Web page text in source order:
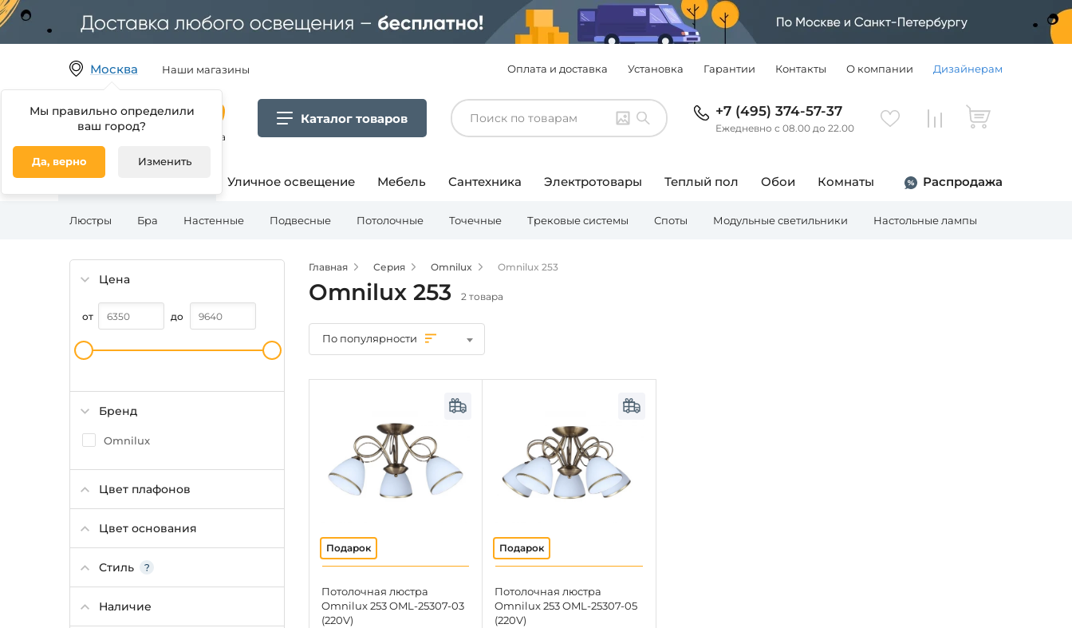
Москва
Мы правильно определили
ваш город?
Да, верно Изменить
Наши магазины Оплата и доставка Установка Гарантии Контакты О компании Дизайнерам
Гипермаркет товаров для дома
Каталог товаров +7 (495) 374-57-37
Ежедневно с 08.00 до 22.00
Освещение для дома Уличное освещение Мебель Сантехника Электротовары Теплый пол Обои Комнаты Распродажа
Люстры Бра Настенные Подвесные Потолочные Точечные Трековые системы Споты Модульные светильники Настольные лампы
Цена
от до
Бренд
Omnilux
Цвет плафонов
Цвет основания
Стиль
Наличие
Главная Серия Omnilux Omnilux 253
Omnilux 253 2 товара
По популярности
Потолочная люстра
Omnilux 253 OML-25307-03
(220V)
Потолочная люстра
Omnilux 253 OML-25307-05
(220V)